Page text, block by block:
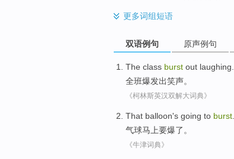
更多词组短语
双语例句 原声例句
The class burst out laughing.
全班爆发出笑声。
《柯林斯英汉双解大词典》
That balloon's going to burst
气球马上要爆了。
《牛津词典》